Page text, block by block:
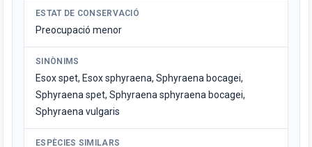
ESTAT DE CONSERVACIÓ
Preocupació menor
SINÒNIMS
Esox spet, Esox sphyraena, Sphyraena bocagei,
Sphyraena spet, Sphyraena sphyraena bocagei,
Sphyraena vulgaris
ESPÈCIES SIMILARS